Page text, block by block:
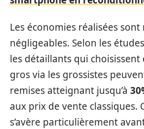
Les économies réalisées sont
négligeables. Selon les
les détaillants qui choisissent
gros via les grossistes
remises atteignant jusqu’à
aux prix de vente classiques.
s’avère particulièrement